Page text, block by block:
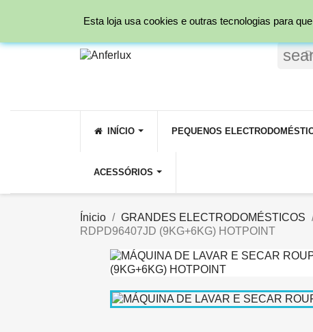
Ligue para nós:231 209 800 ( Rede fixa
INÍCIO PEQUENOS
ACESSÓRIOS
Ínicio GRANDES ELECTRODOMÉSTICOS
RDPD96407JD (9KG+6KG) HOTPOINT
Esta loja usa cookies e outras tecnologias para